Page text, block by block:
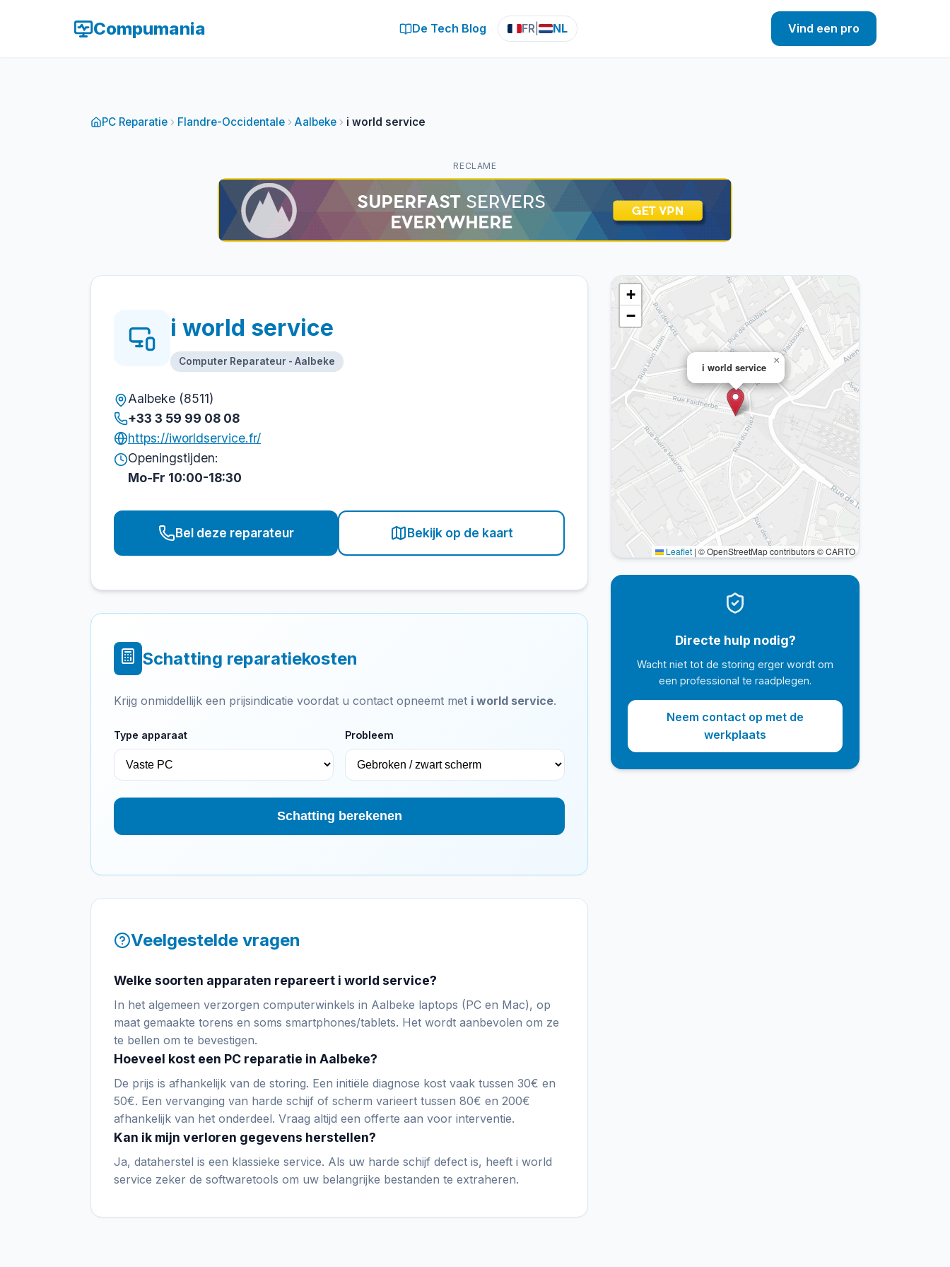
Compumania De Tech Blog FR NL Vind een pro
PC Reparatie Flandre-Occidentale Aalbeke i world service
RECLAME
i world service
Computer Reparateur - Aalbeke
Aalbeke (8511)
+33 3 59 99 08 08
https://iworldservice.fr/
Openingstijden:
Mo-Fr 10:00-18:30
Bel deze reparateur Bekijk op de kaart
Schatting reparatiekosten
Krijg onmiddellijk een prijsindicatie voordat u contact opneemt met i world service.
Type apparaat Probleem
Schatting berekenen
Veelgestelde vragen
Welke soorten apparaten repareert i world service?
In het algemeen verzorgen computerwinkels in Aalbeke laptops (PC en Mac), op
maat gemaakte torens en soms smartphones/tablets. Het wordt aanbevolen om ze
te bellen om te bevestigen.
Hoeveel kost een PC reparatie in Aalbeke?
De prijs is afhankelijk van de storing. Een initiële diagnose kost vaak tussen 30€ en
50€. Een vervanging van harde schijf of scherm varieert tussen 80€ en 200€
afhankelijk van het onderdeel. Vraag altijd een offerte aan voor interventie.
Kan ik mijn verloren gegevens herstellen?
Ja, dataherstel is een klassieke service. Als uw harde schijf defect is, heeft i world
service zeker de softwaretools om uw belangrijke bestanden te extraheren.
i world service
×
+
−
Leaflet | © OpenStreetMap contributors © CARTO
Directe hulp nodig?
Wacht niet tot de storing erger wordt om
een professional te raadplegen.
Neem contact op met de
werkplaats